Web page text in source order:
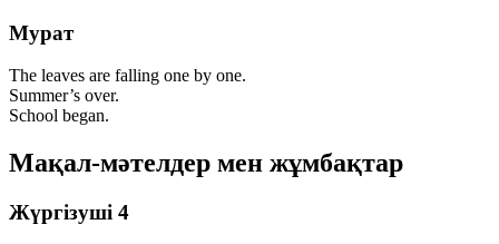
Мурат
The leaves are falling one by one.
Summer’s over.
School began.
Мақал-мәтелдер мен жұмбақтар
Жүргізуші 4